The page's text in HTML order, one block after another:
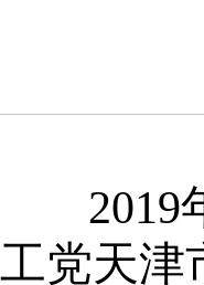
2019
工党天津